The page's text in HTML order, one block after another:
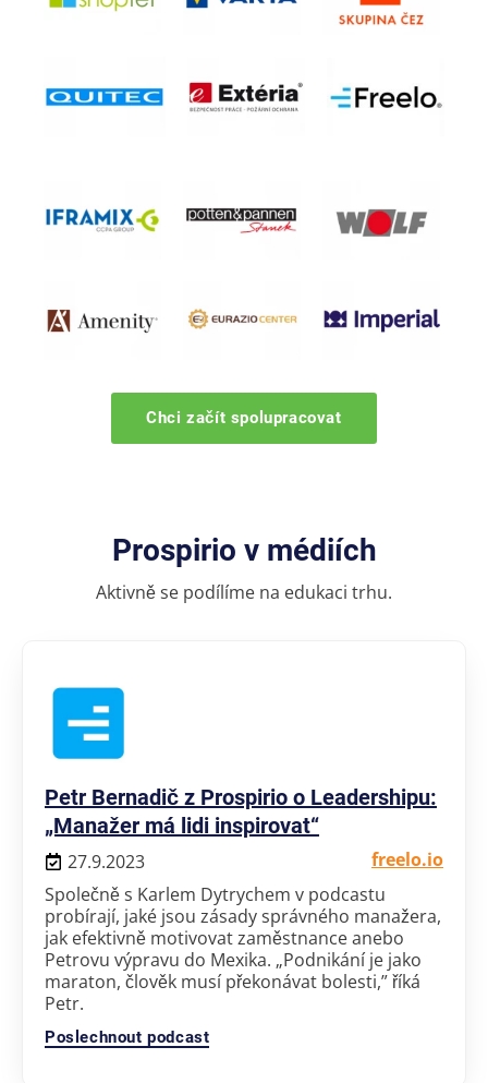
Chci začít spolupracovat
Prospirio v médiích
Aktivně se podílíme na edukaci trhu.
Petr Bernadič z Prospirio o Leadershipu:
„Manažer má lidi inspirovat“
27.9.2023
freelo.io
Společně s Karlem Dytrychem v podcastu
probírají, jaké jsou zásady správného manažera,
jak efektivně motivovat zaměstnance anebo
Petrovu výpravu do Mexika. „Podnikání je jako
maraton, člověk musí překonávat bolesti,” říká
Petr.
Poslechnout podcast